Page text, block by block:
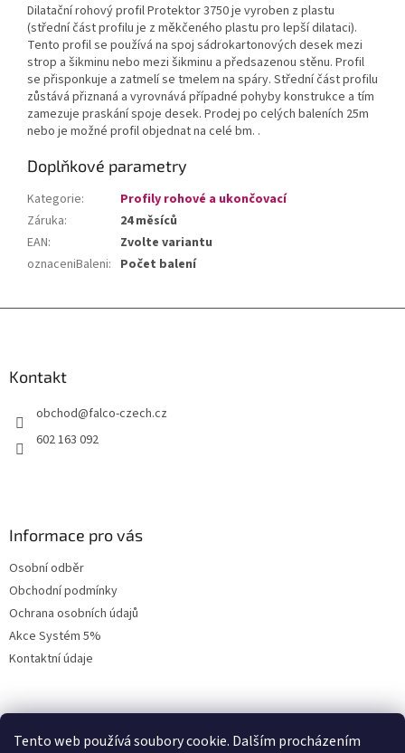
Tento web používá soubory cookie. Dalším procházením
Dilatační rohový profil Protektor 3750 je vyroben z plastu
(střední část profilu je z měkčeného plastu pro lepší dilataci).
Tento profil se používá na spoj sádrokartonových desek mezi
strop a šikminu nebo mezi šikminu a předsazenou stěnu. Profil
se přisponkuje a zatmelí se tmelem na spáry. Střední část profilu
zůstává přiznaná a vyrovnává případné pohyby konstrukce a tím
zamezuje praskání spoje desek. Prodej po celých baleních 25m
nebo je možné profil objednat na celé bm. .
Doplňkové parametry
Kategorie:
Profily rohové a ukončovací
Záruka:
24 měsíců
EAN:
Zvolte variantu
oznaceniBaleni: Počet balení
Kontakt
obchod@falco-czech.cz
602 163 092
Informace pro vás
Osobní odběr
Obchodní podmínky
Ochrana osobních údajů
Akce Systém 5%
Kontaktní údaje